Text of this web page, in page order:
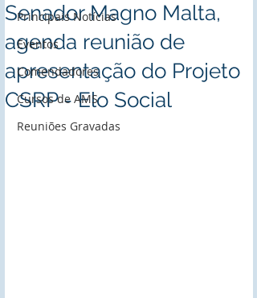
Principais Notícias
Eventos
Comendadores
Cursos de AMS
Reuniões Gravadas
Senador Magno Malta,
agenda reunião de
apresentação do Projeto
CSRP - Elo Social